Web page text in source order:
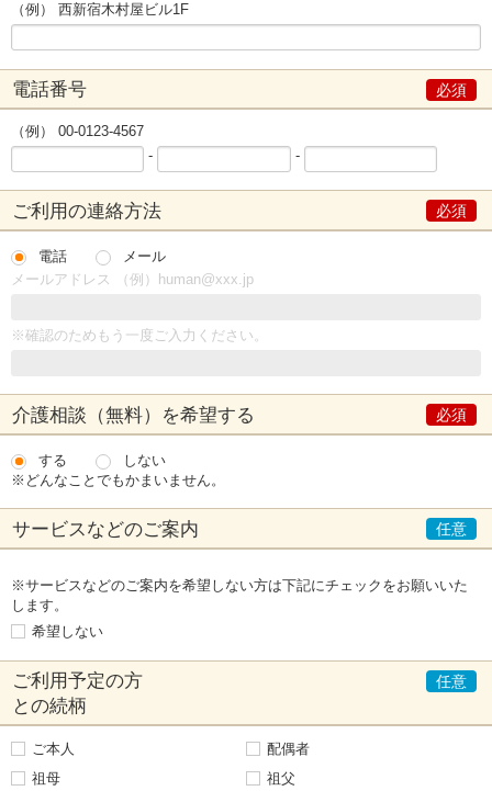
（例） 西新宿木村屋ビル1F
電話番号
（例） 00-0123-4567
-
-
ご利用の連絡方法
電話
メール
メールアドレス （例）human@xxx.jp
※確認のためもう一度ご入力ください。
介護相談（無料） を希望する
する
しない
※どんなことでもかまいません。
サービスなどのご案内
※サービスなどのご案内を希望しない方は下記にチェックをお願いいた
します。
希望しない
ご利用予定の方
との続柄
ご本人
配偶者
祖母
祖父